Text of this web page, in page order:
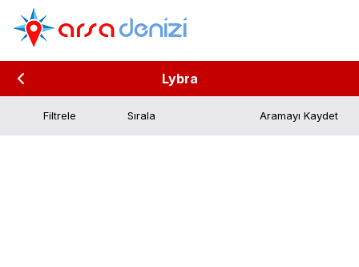
Lybra
Filtrele Aramayı Kaydet